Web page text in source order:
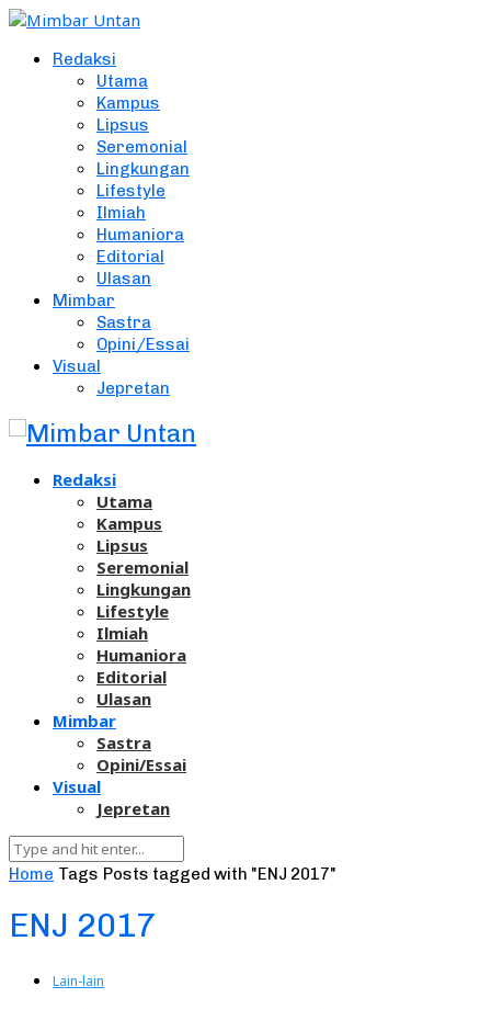
Redaksi
Utama
Kampus
Lipsus
Seremonial
Lingkungan
Lifestyle
Ilmiah
Humaniora
Editorial
Ulasan
Mimbar
Sastra
Opini/Essai
Visual
Jepretan
Redaksi
Utama
Kampus
Lipsus
Seremonial
Lingkungan
Lifestyle
Ilmiah
Humaniora
Editorial
Ulasan
Mimbar
Sastra
Opini/Essai
Visual
Jepretan
Home Tags Posts tagged with "ENJ 2017"
ENJ 2017
Lain-lain